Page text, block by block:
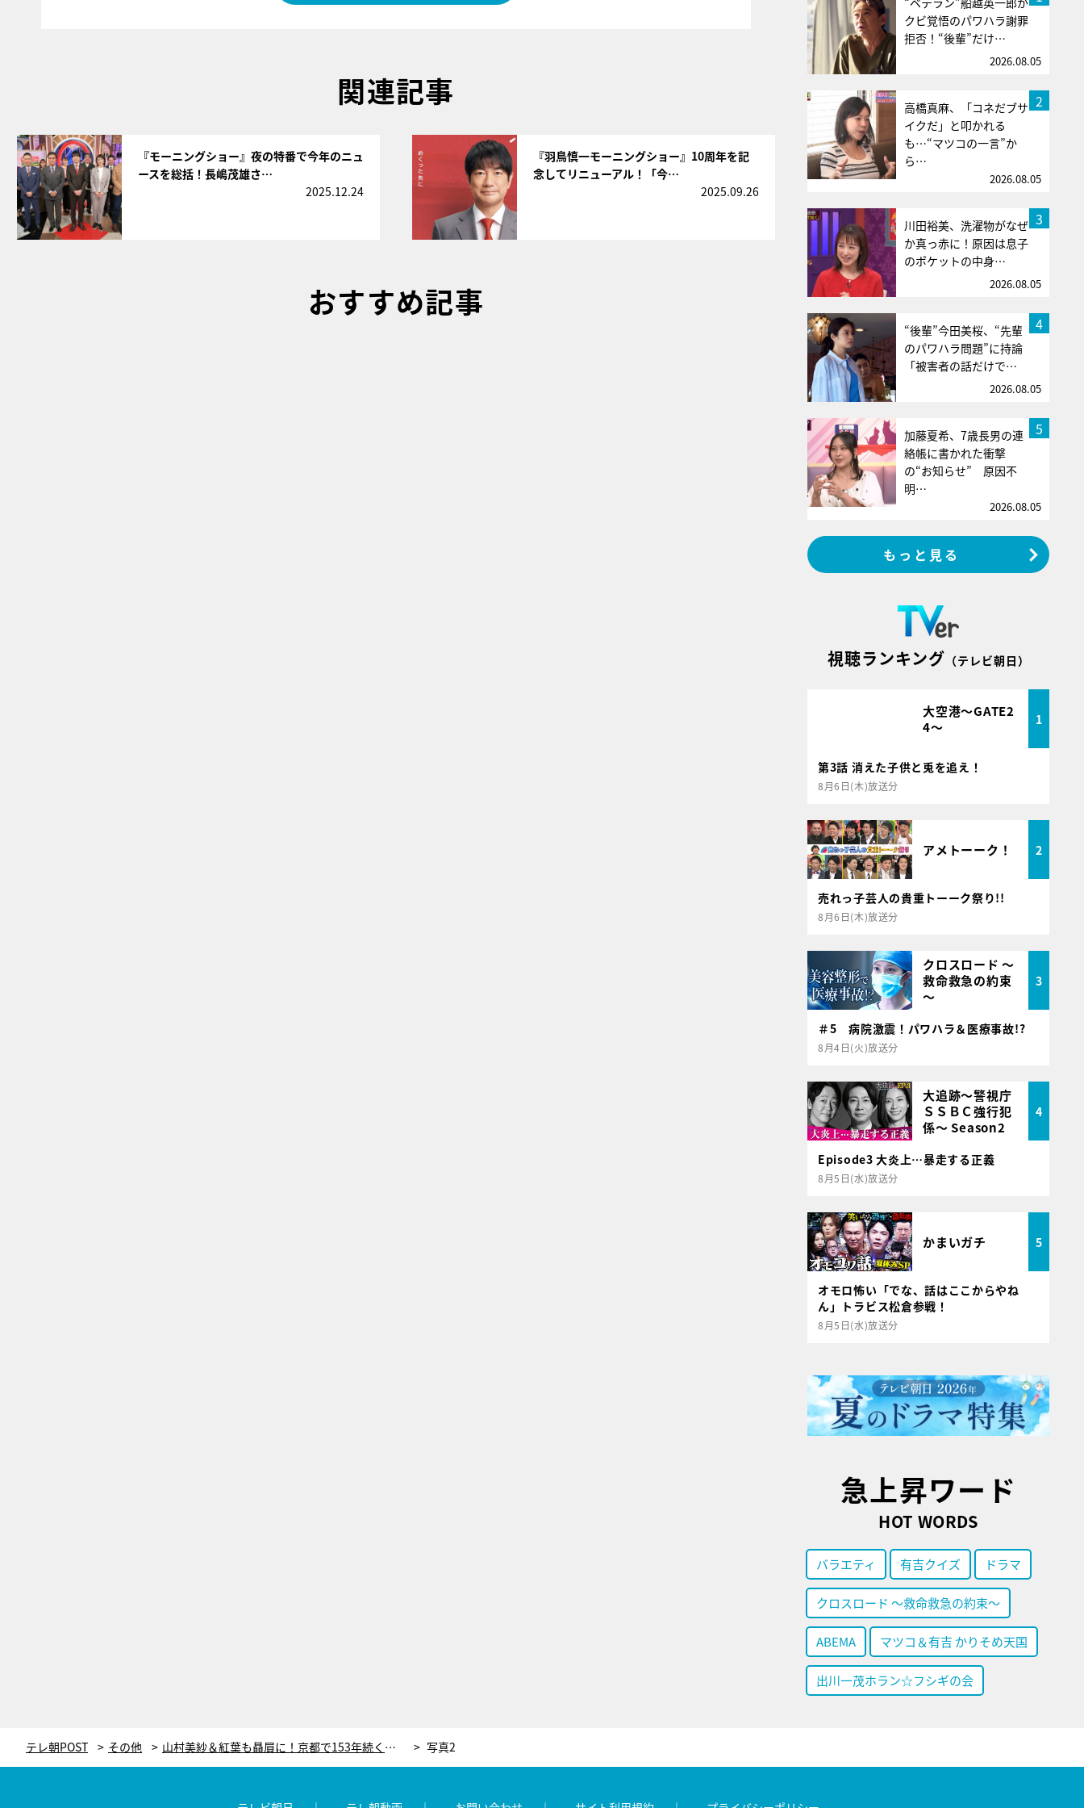
関連記事
『モーニングショー』夜の特番で今年のニュ
ースを総括！長嶋茂雄さ…
2025.12.24
『羽鳥慎一モーニングショー』10周年を記
念してリニューアル！「今…
2025.09.26
おすすめ記事
クビ覚悟のパワハラ謝罪
拒否！“後輩”だけ…
2026.08.05
2
高橋真麻、「コネだブサ
イクだ」と叩かれる
も…“マツコの一言”か
ら…
2026.08.05
3
川田裕美、洗濯物がなぜ
か真っ赤に！原因は息子
のポケットの中身…
2026.08.05
4
“後輩”今田美桜、“先輩
のパワハラ問題”に持論
「被害者の話だけで…
2026.08.05
5
加藤夏希、7歳長男の連
絡帳に書かれた衝撃
の“お知らせ” 原因不
明…
2026.08.05
もっと見る
視聴ランキング （テレビ朝日）
大空港～GATE2
4～
1
第3話 消えた子供と兎を追え！
8月6日(木)放送分
アメトーーク！ 2
売れっ子芸人の貴重トーーク祭り!!
8月6日(木)放送分
クロスロード ～
救命救急の約束
～
3
＃5 病院激震！パワハラ＆医療事故!?
8月4日(火)放送分
大追跡～警視庁
ＳＳＢＣ強行犯
係～ Season2
4
Episode3 大炎上…暴走する正義
8月5日(水)放送分
かまいガチ 5
オモロ怖い「でな、話はここからやね
ん」トラビス松倉参戦！
8月5日(水)放送分
急上昇ワード
HOT WORDS
バラエティ 有吉クイズ ドラマ
クロスロード ～救命救急の約束～
ABEMA マツコ＆有吉 かりそめ天国
出川一茂ホラン☆フシギの会
テレ朝POST その他 山村美紗＆紅葉も贔屓に！京都で153年続く老舗和菓子店の“食べられるお茶碗” 写真2